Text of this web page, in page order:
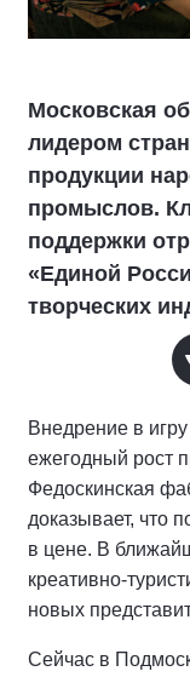
Московская
лидером
продукции
промыслов.
поддержки
«Единой
творческих
Внедрение в
ежегодный рост
Федоскинская
доказывает, что
в цене. В
креативно-
новых
Сейчас в